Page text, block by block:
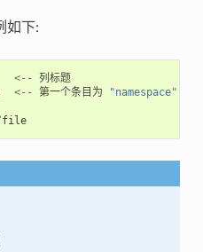
如下:
<--
列标题
<-- 第一个条目为
"namespace"
file